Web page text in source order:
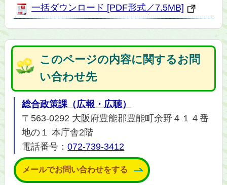
一括ダウンロード [PDF形式／7.5MB]
このページの内容に関するお問
い合わせ先
総合政策課（広報・広聴）
〒563-0292 大阪府豊能郡豊能町余野４１４番
地の１ 本庁舎2階
電話番号：072-739-3412
メールでお問い合わせをする